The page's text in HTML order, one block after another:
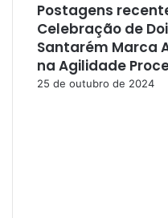
Postagens
Celebração de
Santarém Marca
na Agilidade
25 de outubro de 2024